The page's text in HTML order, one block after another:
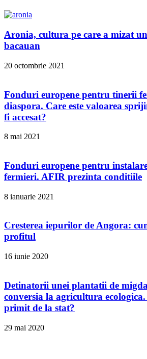
Aronia, cultura pe care a mizat
bacauan
20 octombrie 2021
Fonduri europene pentru tinerii
diaspora. Care este valoarea
fi accesat?
8 mai 2021
Fonduri europene pentru
fermieri. AFIR prezinta conditiile
8 ianuarie 2021
Cresterea iepurilor de Angora:
profitul
16 iunie 2020
Detinatorii unei plantatii de
conversia la agricultura
primit de la stat?
29 mai 2020